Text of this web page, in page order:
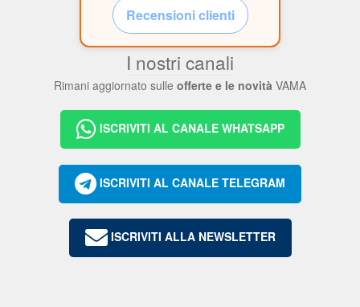
Recensioni clienti
I nostri canali
Rimani aggiornato sulle offerte e le novità VAMA
ISCRIVITI AL CANALE WHATSAPP
ISCRIVITI AL CANALE TELEGRAM
ISCRIVITI ALLA NEWSLETTER